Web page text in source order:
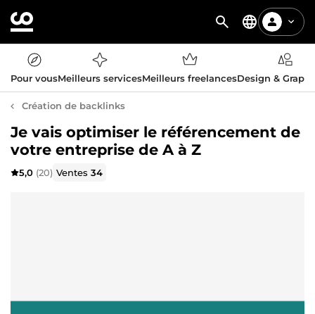
Pour vousMeilleurs servicesMeilleurs freelancesDesign &
Création de backlinks
Je vais optimiser le référencement de
votre entreprise de A à Z
5,0 (20) Ventes34